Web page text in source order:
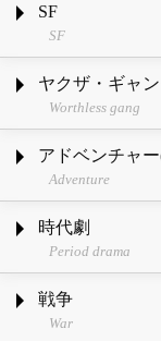
SF
SF
ヤクザ・ギャ
Worthless gang
アドベンチャ
Adventure
時代劇
Period drama
戦争
War